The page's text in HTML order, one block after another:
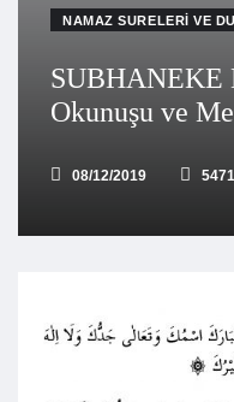
NAMAZ SURELERI VE
SUBHANEKE
Okunuşu ve
08/12/2019 5471